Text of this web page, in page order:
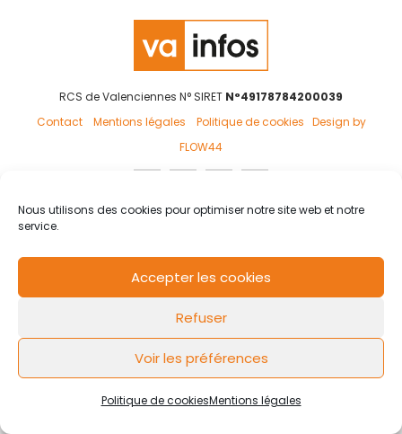
Nous utilisons des cookies pour optimiser notre site web et notre
service.
Accepter les cookies
Refuser
Voir les préférences
Politique de cookiesMentions légales
RCS de Valenciennes N° SIRET N°49178784200039
Contact
Mentions légales Politique de cookies Design by
FLOW44